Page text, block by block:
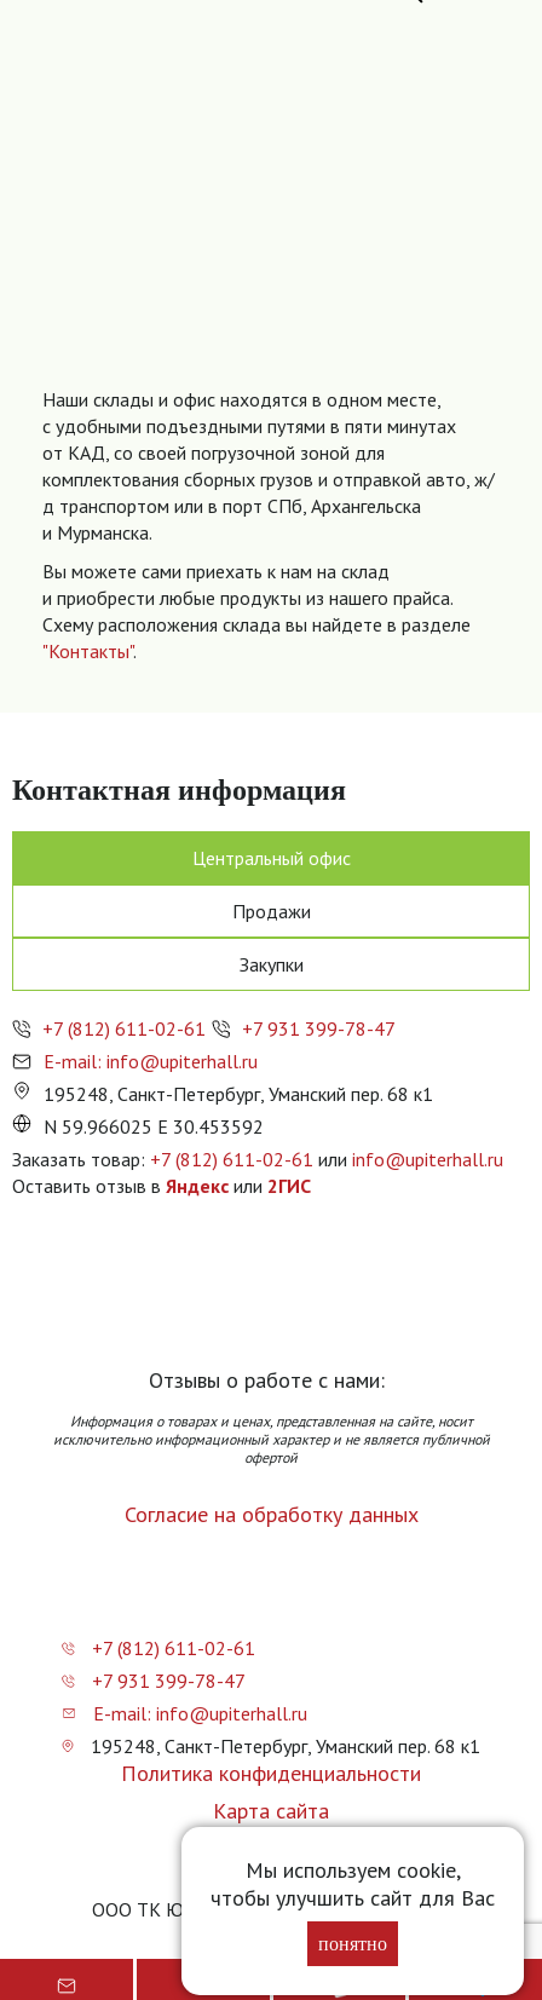
Наши склады и офис находятся в одном месте,
с удобными подъездными путями в пяти минутах
от КАД, со своей погрузочной зоной для
комплектования сборных грузов и отправкой авто, ж/
д транспортом или в порт СПб, Архангельска
и Мурманска.
Вы можете сами приехать к нам на склад
и приобрести любые продукты из нашего прайса.
Схему расположения склада вы найдете в разделе
"Контакты".
Мы используем cookie,
чтобы улучшить сайт для Вас
понятно
Контактная информация
Центральный офис
Продажи
Закупки
+7 (812) 611-02-61
+7 931 399-78-47
E-mail: info@upiterhall.ru
195248, Санкт-Петербург, Уманский пер. 68 к1
N 59.966025 E 30.453592
Заказать товар: +7 (812) 611-02-61 или info@upiterhall.ru
Оставить отзыв в Яндекс или 2ГИС
Отзывы о работе с нами:
Информация о товарах и ценах, представленная на сайте, носит
исключительно информационный характер и не является публичной
офертой
Согласие на обработку данных
+7 (812) 611-02-61
+7 931 399-78-47
E-mail: info@upiterhall.ru
195248, Санкт-Петербург, Уманский пер. 68 к1
Политика конфиденциальности
Карта сайта
ООО ТК Юпитер Холл © 2026 upiterhall.ru